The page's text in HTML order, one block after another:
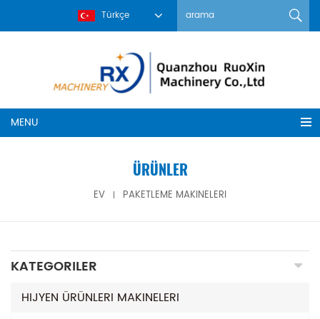
Türkçe
MENU
ÜRÜNLER
EV PAKETLEME MAKINELERI
KATEGORILER
HIJYEN ÜRÜNLERI MAKINELERI